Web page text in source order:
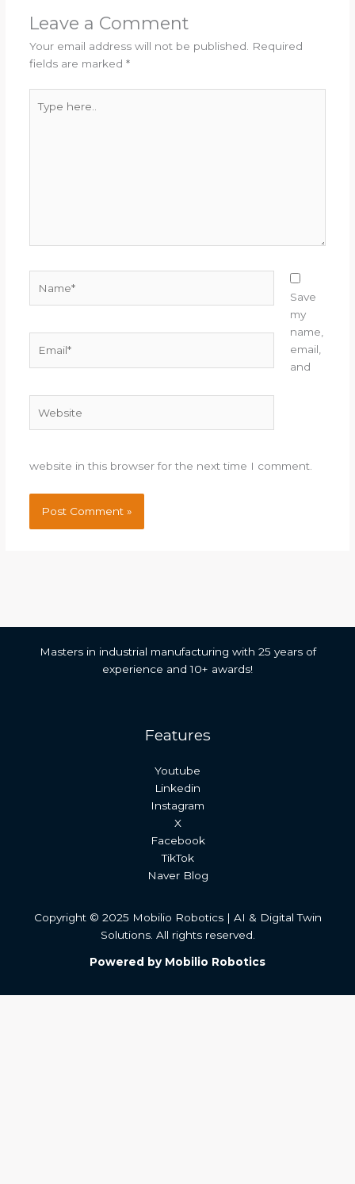
Leave a Comment
Your email address will not be published. Required
fields are marked *
here..
Save
my
name,
email,
and
website in this browser for the next time I comment.
Masters in industrial manufacturing with 25 years of
experience and 10+ awards!
Features
Youtube
Linkedin
Instagram
X
Facebook
TikTok
Naver Blog
Copyright © 2025 Mobilio Robotics | AI & Digital Twin
Solutions. All rights reserved.
Powered by Mobilio Robotics